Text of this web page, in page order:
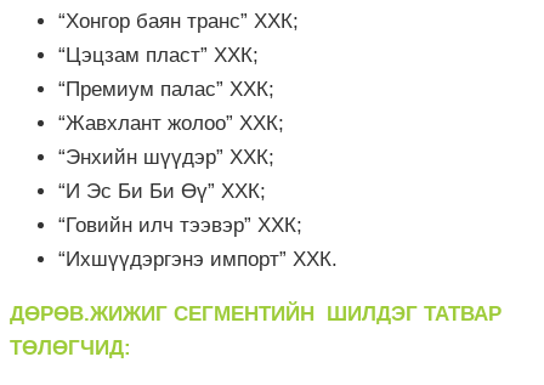
“Хонгор баян транс” ХХК;
“Цэцзам пласт” ХХК;
“Премиум палас” ХХК;
“Жавхлант жолоо” ХХК;
“Энхийн шүүдэр” ХХК;
“И Эс Би Би Өү” ХХК;
“Говийн илч тээвэр” ХХК;
“Ихшүүдэргэнэ импорт” ХХК.
ДӨРӨВ.ЖИЖИГ СЕГМЕНТИЙН ШИЛДЭГ ТАТВАР
ТӨЛӨГЧИД: